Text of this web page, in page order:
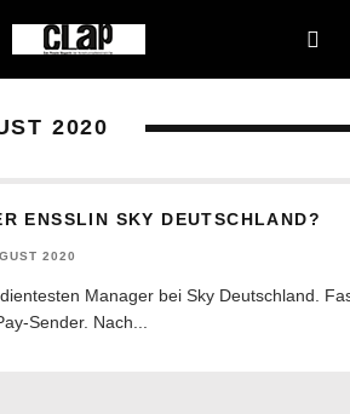
2020
ENSSLIN SKY DEUTSCHLAND?
2020
Manager bei Sky Deutschland.
Sender. Nach